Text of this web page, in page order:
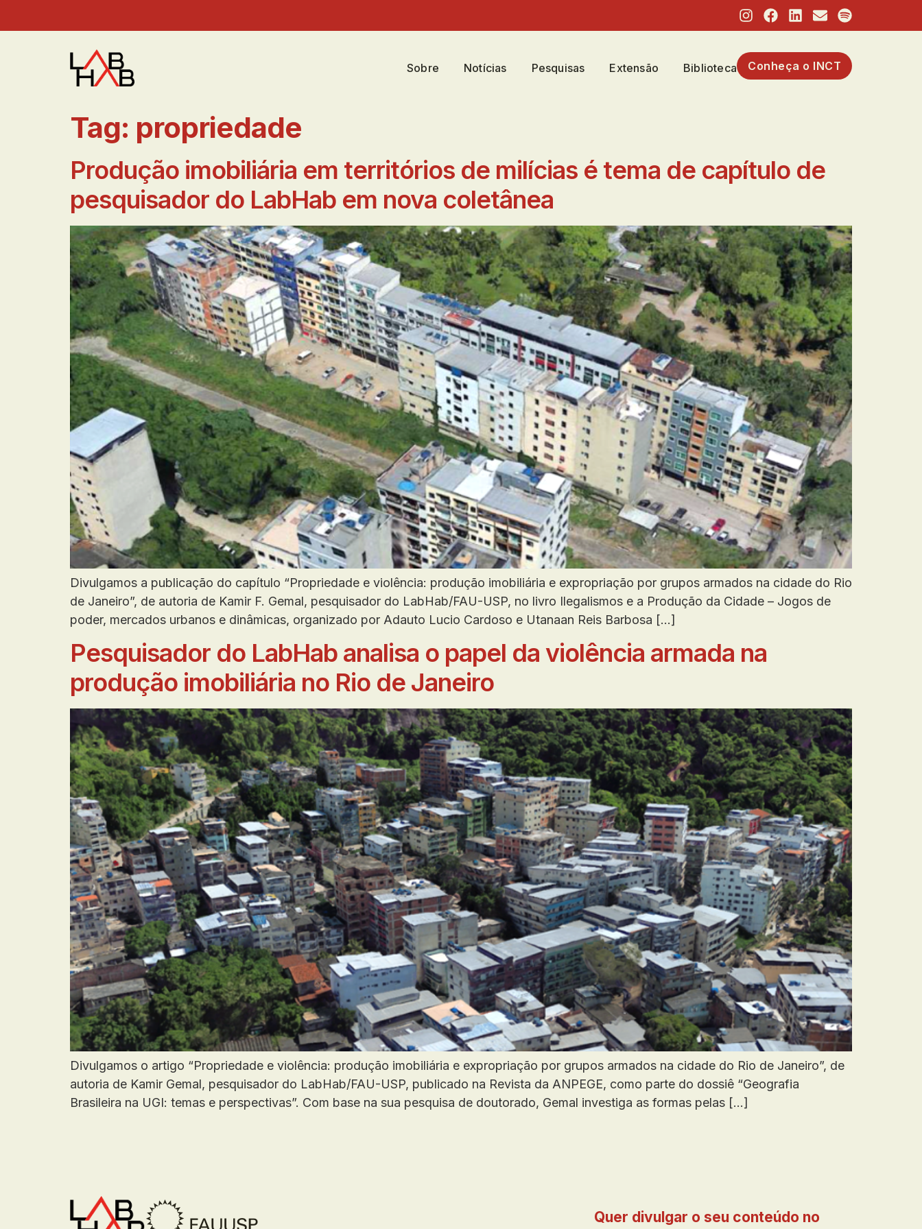
Sobre Notícias Pesquisas Extensão Biblioteca Conheça o INCT
Tag: propriedade
Produção imobiliária em territórios de milícias é tema de capítulo de
pesquisador do LabHab em nova coletânea
Divulgamos a publicação do capítulo “Propriedade e violência: produção imobiliária e expropriação por grupos armados na cidade do Rio
de Janeiro”, de autoria de Kamir F. Gemal, pesquisador do LabHab/FAU-USP, no livro Ilegalismos e a Produção da Cidade – Jogos de
poder, mercados urbanos e dinâmicas, organizado por Adauto Lucio Cardoso e Utanaan Reis Barbosa […]
Pesquisador do LabHab analisa o papel da violência armada na
produção imobiliária no Rio de Janeiro
Divulgamos o artigo “Propriedade e violência: produção imobiliária e expropriação por grupos armados na cidade do Rio de Janeiro”, de
autoria de Kamir Gemal, pesquisador do LabHab/FAU-USP, publicado na Revista da ANPEGE, como parte do dossiê “Geografia
Brasileira na UGI: temas e perspectivas”. Com base na sua pesquisa de doutorado, Gemal investiga as formas pelas […]
Quer divulgar o seu conteúdo no